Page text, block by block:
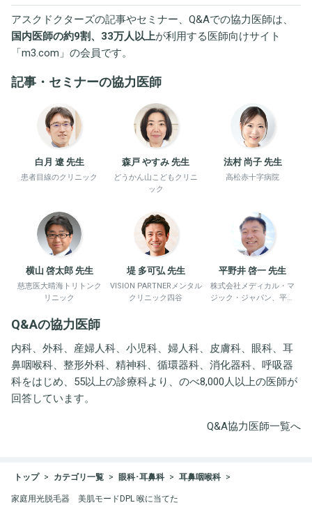
アスクドクターズの記事やセミナー、Q&Aでの協力医師は、
国内医師の約9割、33万人以上が利用する医師向けサイト
「m3.com 」の会員です。
記事・セミナーの協力医師
白月 遼 先生
患者目線のクリニック
森戸 やすみ 先生
どうかん山こどもクリニ
ック
法村 尚子 先生
高松赤十字病院
横山 啓太郎 先生
慈恵医大晴海トリトンク
リニック
堤 多可弘 先生
VISION PARTNERメンタル
クリニック四谷
平野井 啓一 先生
株式会社メディカル・マ
ジック・ジャパン、平野
Q&Aの協力医師
内科、外科、産婦人科、小児科、婦人科、皮膚科、眼科、耳
鼻咽喉科、整形外科、精神科、循環器科、消化器科、呼吸器
科をはじめ、55以上の診療科より、のべ8,000人以上の医師が
回答しています。
Q&A協力医師一覧へ
トップ カテゴリ一覧 眼科･耳鼻科 耳鼻咽喉科
家庭用光脱毛器 美肌モードDPL 喉に当てた